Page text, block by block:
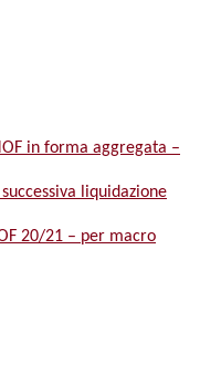
in forma aggregata –
liquidazione
20/21 – per macro